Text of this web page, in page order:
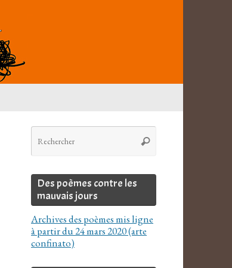
Rechercher
Des poèmes contre les
mauvais jours
Archives des poèmes mis ligne
à partir du 24 mars 2020 (arte
confinato)